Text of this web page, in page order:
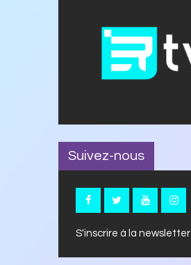
Suivez-nous
S'inscrire à la newsletter